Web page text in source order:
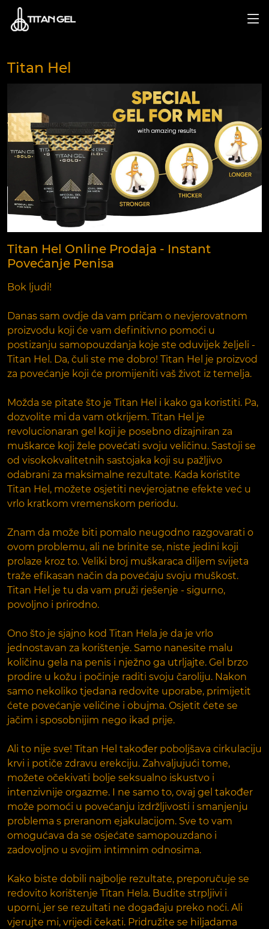
Titan Hel
Titan Hel Online Prodaja - Instant
Povećanje Penisa
Bok ljudi!
Danas sam ovdje da vam pričam o nevjerovatnom
proizvodu koji će vam definitivno pomoći u
postizanju samopouzdanja koje ste oduvijek željeli -
Titan Hel. Da, čuli ste me dobro! Titan Hel je proizvod
za povećanje koji će promijeniti vaš život iz temelja.
Možda se pitate što je Titan Hel i kako ga koristiti. Pa,
dozvolite mi da vam otkrijem. Titan Hel je
revolucionaran gel koji je posebno dizajniran za
muškarce koji žele povećati svoju veličinu. Sastoji se
od visokokvalitetnih sastojaka koji su pažljivo
odabrani za maksimalne rezultate. Kada koristite
Titan Hel, možete osjetiti nevjerojatne efekte već u
vrlo kratkom vremenskom periodu.
Znam da može biti pomalo neugodno razgovarati o
ovom problemu, ali ne brinite se, niste jedini koji
prolaze kroz to. Veliki broj muškaraca diljem svijeta
traže efikasan način da povećaju svoju muškost.
Titan Hel je tu da vam pruži rješenje - sigurno,
povoljno i prirodno.
Ono što je sjajno kod Titan Hela je da je vrlo
jednostavan za korištenje. Samo nanesite malu
količinu gela na penis i nježno ga utrljajte. Gel brzo
prodire u kožu i počinje raditi svoju čaroliju. Nakon
samo nekoliko tjedana redovite uporabe, primijetit
ćete povećanje veličine i obujma. Osjetit ćete se
jačim i sposobnijim nego ikad prije.
Ali to nije sve! Titan Hel također poboljšava cirkulaciju
krvi i potiče zdravu erekciju. Zahvaljujući tome,
možete očekivati ​​bolje seksualno iskustvo i
intenzivnije orgazme. I ne samo to, ovaj gel također
može pomoći u povećanju izdržljivosti i smanjenju
problema s preranom ejakulacijom. Sve to vam
omogućava da se osjećate samopouzdano i
zadovoljno u svojim intimnim odnosima.
Kako biste dobili najbolje rezultate, preporučuje se
redovito korištenje Titan Hela. Budite strpljivi i
uporni, jer se rezultati ne događaju preko noći. Ali
vjerujte mi, vrijedi čekati. Pridružite se hiljadama